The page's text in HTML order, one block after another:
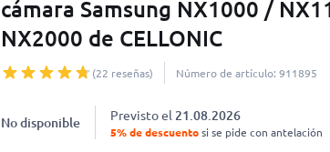
cámara Samsung NX1000 /
NX2000 de CELLONIC
(22 reseñas) Número de artículo: 911895
No disponible Previsto el 21.08.2026
5% de descuentosi se pide con antelación